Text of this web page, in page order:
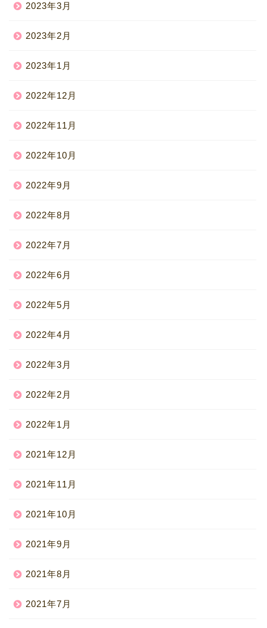
2023年3月
2023年2月
2023年1月
2022年12月
2022年11月
2022年10月
2022年9月
2022年8月
2022年7月
2022年6月
2022年5月
2022年4月
2022年3月
2022年2月
2022年1月
2021年12月
2021年11月
2021年10月
2021年9月
2021年8月
2021年7月